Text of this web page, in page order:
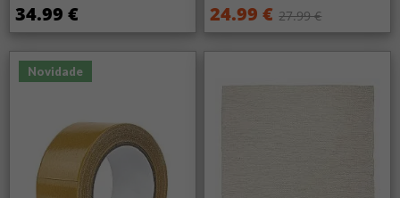
34.99 € 24.99 € 27.99 €
Novidade